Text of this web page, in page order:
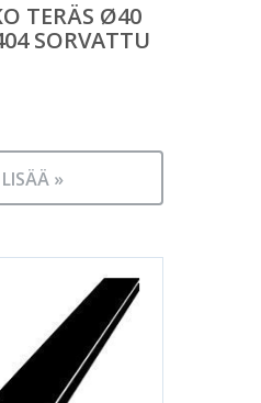
TERÄS Ø40
SORVATTU
LISÄÄ »